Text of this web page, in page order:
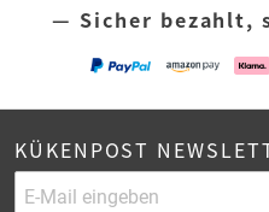
— Sicher
KÜKENPOST